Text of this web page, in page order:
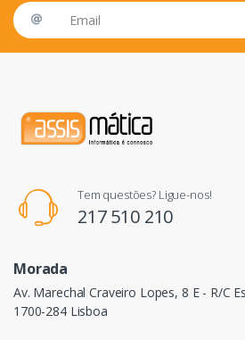
Email address
Tem questões? Ligue-nos!
217 510 210
Morada
Av. Marechal Craveiro Lopes, 8 E - R/C
1700-284 Lisboa